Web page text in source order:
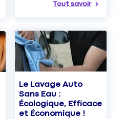
Tout savoir
Le Lavage Auto
Sans Eau :
Écologique, Efficace
et Économique !